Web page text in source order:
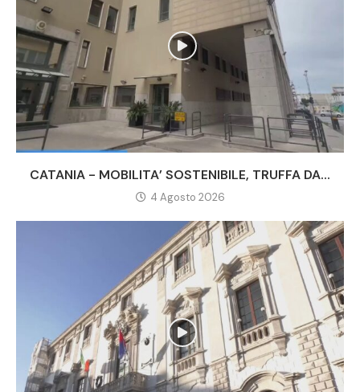
CATANIA - MOBILITA’ SOSTENIBILE, TRUFFA DA...
4 Agosto 2026